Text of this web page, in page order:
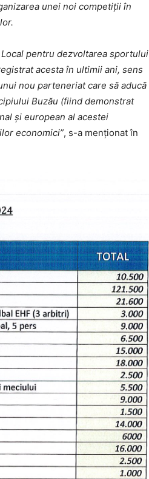
unei noi competiţii în
pentru dezvoltarea sportului
acesta în ultimii ani, sens
nou parteneriat care să aducă
Buzău (fiind demonstrat
şi european al acestei
economici”, s-a menționat în